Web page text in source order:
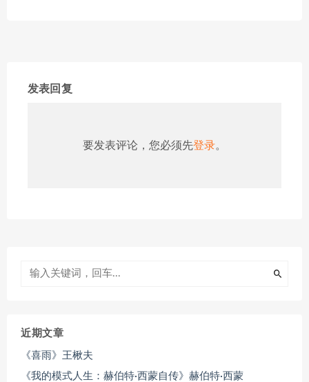
发表回复
要发表评论，您必须先登录。
近期文章
《喜雨》王楸夫
《我的模式人生：赫伯特·西蒙自传》赫伯特·西蒙